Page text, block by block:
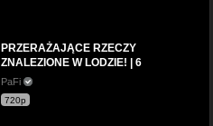
PRZERAŻAJĄCE RZECZY
ZNALEZIONE W LODZIE! | 6
PaFi
720p